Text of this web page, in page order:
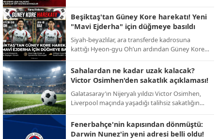
konuştu. Yıldız oyuncu, sahalardan uzak
kalacağı süreyi bizzat açıkladı.
Beşiktaş'tan Güney Kore harekatı! Yeni
"Mavi Ejderha" için düğmeye basıldı
Siyah-beyazlılar, ara transferde kadrosuna
kattığı Hyeon-gyu Oh’un ardından Güney Kore
Ada’da fırtınalar estiren Jun-ho Bae.
Sahalardan ne kadar uzak kalacak?
Victor Osimhen'den sakatlık açıklaması!
Galatasaray’ın Nijeryalı yıldızı Victor Osimhen,
Liverpool maçında yaşadığı talihsiz sakatlığın
tarihi bizzat duyurdu.
Fenerbahçe'nin kapısından dönmüştü:
Darwin Nunez'in yeni adresi belli oldu!